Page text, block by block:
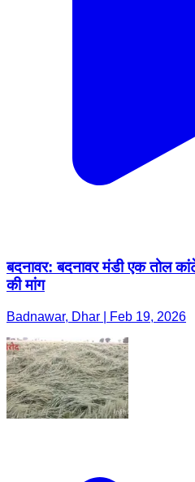
बदनावर: बदनावर मंडी एक तोल
की मांग
Badnawar, Dhar | Feb 19, 2026